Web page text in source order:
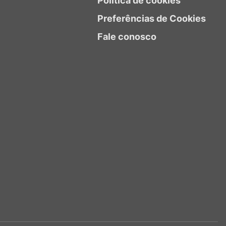
Preferências de Cookies
Fale conosco